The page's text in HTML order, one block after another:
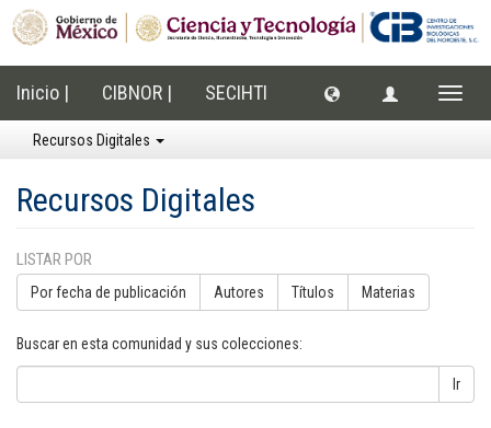
Inicio | CIBNOR | SECIHTI
Recursos Digitales
Recursos Digitales
LISTAR POR
Por fecha de publicación Autores Títulos Materias
Buscar en esta comunidad y sus colecciones:
Ir